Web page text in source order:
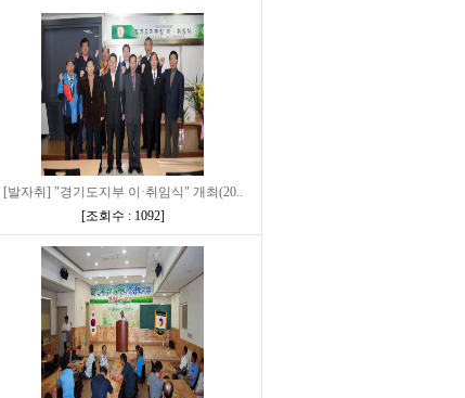
[발자취] "경기도지부 이·취임식" 개최(20..
[조회수 : 1092]